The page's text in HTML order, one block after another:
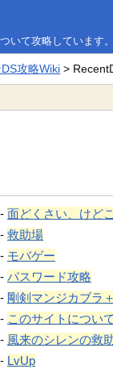
いて攻略しています。
攻略Wiki >
-面どくさい、けど
-救助場
モバゲー
-パスワード攻略
剛剣マンジカブラ
このサイトについて
風来のシレンの救
LvUp